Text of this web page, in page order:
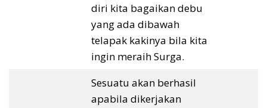
diri kita bagaikan debu
yang ada dibawah
telapak kakinya bila kita
ingin meraih Surga.
Sesuatu akan berhasil
apabila dikerjakan